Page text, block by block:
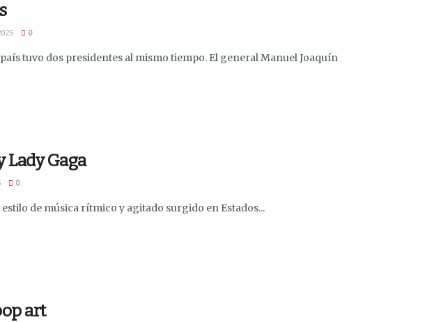
0
tuvo dos presidentes al mismo tiempo. El general Manuel Joaquín
Lady Gaga
0
de música rítmico y agitado surgido en Estados...
art